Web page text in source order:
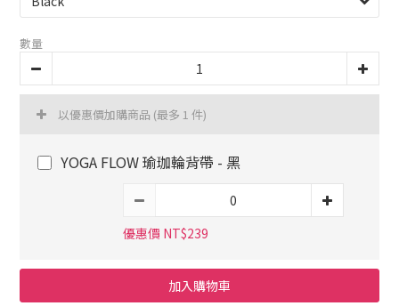
數量
以優惠價加購商品 (最多 1 件)
YOGA FLOW 瑜珈輪背帶 - 黑
優惠價 NT$239
加入購物車